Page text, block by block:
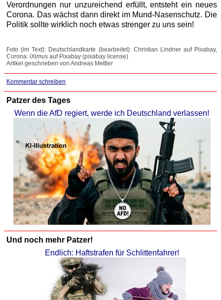
Verordnungen nur unzureichend erfüllt, entsteht ein neues
Corona. Das wächst dann direkt im Mund-Nasenschutz. Die
Politik sollte wirklich noch etwas strenger zu uns sein!
Foto (im Text): Deutschlandkarte (bearbeitet): Christian Lindner auf Pixabay,
Corona: iXimus auf Pixabay (pixabay license)
Artikel geschrieben von Andreas Mettler
Kommentar schreiben
Patzer des Tages
Wenn die AfD regiert, werde ich Deutschland verlassen!
Und noch mehr Patzer!
Endlich: Haftstrafen für Schlittenfahrer!